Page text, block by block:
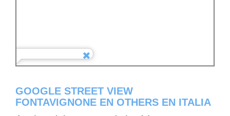
GOOGLE STREET VIEW
FONTAVIGNONE EN OTHERS EN ITALIA